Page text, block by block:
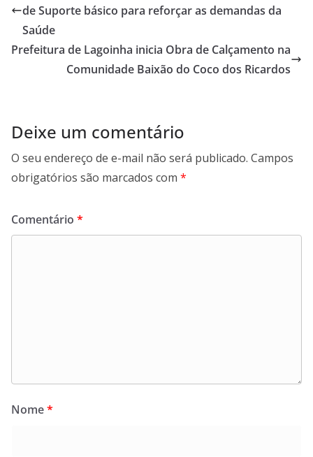
de Suporte básico para reforçar as demandas da
Saúde
Prefeitura de Lagoinha inicia Obra de Calçamento na
Comunidade Baixão do Coco dos Ricardos
Deixe um comentário
O seu endereço de e-mail não será publicado. Campos
obrigatórios são marcados com *
Comentário *
Nome*